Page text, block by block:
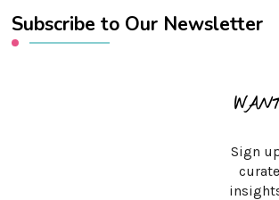
Subscribe to Our Newsletter
Sign